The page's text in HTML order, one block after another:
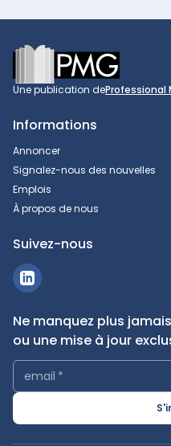
Footer
Une publication deProfessional
Informations
Annoncer
Signalez-nous des nouvelles
Emplois
À propos de nous
Suivez-nous
Ne manquez plus
ou une mise à jour
email *